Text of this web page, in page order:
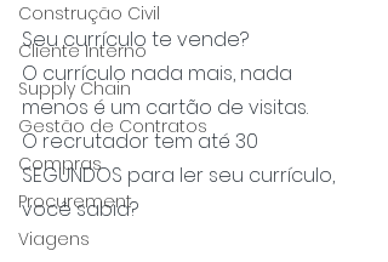
Construção Civil
Cliente Interno
Supply Chain
Gestão de Contratos
Compras
Procurement
Viagens
Seu currículo te vende?
O currículo nada mais, nada
menos é um cartão de visitas.
O recrutador tem até 30
SEGUNDOS para ler seu currículo,
você sabia?